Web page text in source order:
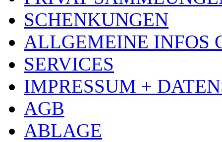
SCHENKUNGEN
ALLGEMEINE INFOS
SERVICES
IMPRESSUM +
AGB
ABLAGE